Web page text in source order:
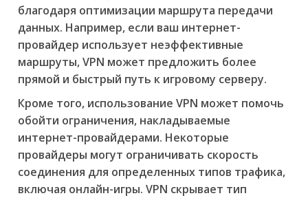
благодаря оптимизации маршрута передачи
данных. Например, если ваш интернет-
провайдер использует неэффективные
маршруты, VPN может предложить более
прямой и быстрый путь к игровому серверу.
Кроме того, использование VPN может помочь
обойти ограничения, накладываемые
интернет-провайдерами. Некоторые
провайдеры могут ограничивать скорость
соединения для определенных типов трафика,
включая онлайн-игры. VPN скрывает тип